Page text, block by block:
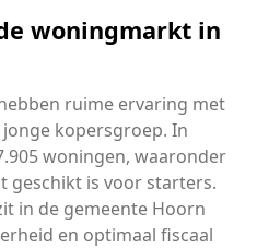
woningmarkt in
ruime ervaring met
kopersgroep. In
woningen, waaronder
geschikt is voor starters.
in de gemeente Hoorn
en optimaal fiscaal